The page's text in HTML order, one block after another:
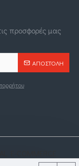
προσφορές μας
ΑΠΟΣΤΟΛΉ